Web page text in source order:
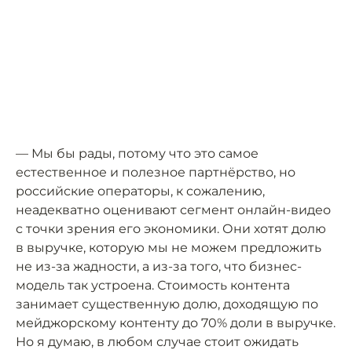
— Мы бы рады, потому что это самое
естественное и полезное партнёрство, но
российские операторы, к сожалению,
неадекватно оценивают сегмент онлайн-видео
с точки зрения его экономики. Они хотят долю
в выручке, которую мы не можем предложить
не из-за жадности, а из-за того, что бизнес-
модель так устроена. Стоимость контента
занимает существенную долю, доходящую по
мейджорскому контенту до 70% доли в выручке.
Но я думаю, в любом случае стоит ожидать